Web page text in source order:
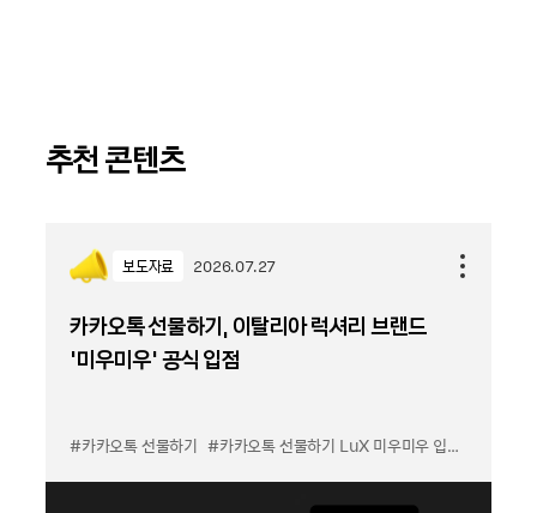
추천 콘텐츠
보도자료 2026.07.27
카카오톡 선물하기, 이탈리아 럭셔리 브랜드
'미우미우' 공식 입점
#카카오톡 선물하기 #카카오톡 선물하기 LuX 미우미우 입점